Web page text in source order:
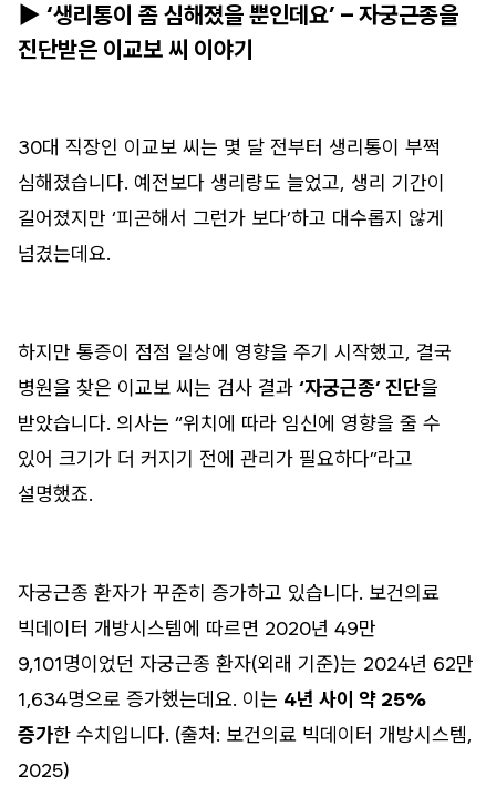
▶ ‘생리통이 좀 심해졌을 뿐인데요’ – 자궁근종을
진단받은 이교보 씨 이야기
30대 직장인 이교보 씨는 몇 달 전부터 생리통이 부쩍
심해졌습니다. 예전보다 생리량도 늘었고, 생리 기간이
길어졌지만 ‘피곤해서 그런가 보다’하고 대수롭지 않게
넘겼는데요.
하지만 통증이 점점 일상에 영향을 주기 시작했고, 결국
병원을 찾은 이교보 씨는 검사 결과 ‘자궁근종’ 진단을
받았습니다. 의사는 “위치에 따라 임신에 영향을 줄 수
있어 크기가 더 커지기 전에 관리가 필요하다”라고
설명했죠.
자궁근종 환자가 꾸준히 증가하고 있습니다. 보건의료
빅데이터 개방시스템에 따르면 2020년 49만
9,101명이었던 자궁근종 환자(외래 기준)는 2024년 62만
1,634명으로 증가했는데요. 이는 4년 사이 약 25%
증가한 수치입니다. (출처: 보건의료 빅데이터 개방시스템,
2025)